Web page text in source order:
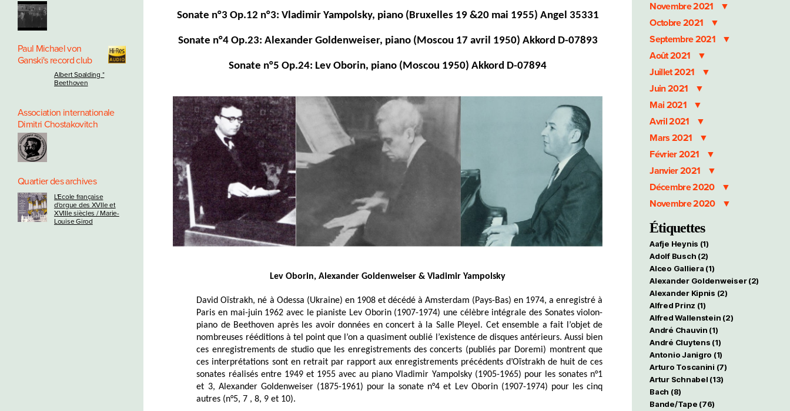
Paul Michael von
Ganski's record club
Albert Spalding *
Beethoven
Association internationale
Dimitri Chostakovitch
Quartier des archives
L'Ecole française
d'orgue des XVIIe et
XVIIIe siècles / Marie-
Louise Girod
Sonate n°3 Op.12 n°3: Vladimir Yampolsky, piano (Bruxelles 19 &20 mai 1955) Angel 35331
Sonate n°4 Op.23: Alexander Goldenweiser, piano (Moscou 17 avril 1950) Akkord D-07893
Sonate n°5 Op.24: Lev Oborin, piano (Moscou 1950) Akkord D-07894
Lev Oborin, Alexander Goldenweiser & Vladimir Yampolsky
David Oïstrakh, né à Odessa (Ukraine) en 1908 et décédé à Amsterdam (Pays-Bas) en 1974, a enregistré à
Paris en mai-juin 1962 avec le pianiste Lev Oborin (1907-1974) une célèbre intégrale des Sonates violon-
piano de Beethoven après les avoir données en concert à la Salle Pleyel. Cet ensemble a fait l’objet de
nombreuses rééditions à tel point que l’on a quasiment oublié l’existence de disques antérieurs. Aussi bien
ces enregistrements de studio que les enregistrements des concerts (publiés par Doremi) montrent que
ces interprétations sont en retrait par rapport aux enregistrements précédents d’Oïstrakh de huit de ces
sonates réalisés entre 1949 et 1955 avec au piano Vladimir Yampolsky (1905-1965) pour les sonates n°1
et 3, Alexander Goldenweiser (1875-1961) pour la sonate n°4 et Lev Oborin (1907-1974) pour les cinq
autres (n°5, 7 , 8, 9 et 10).
Novembre 2021
Octobre 2021
Septembre 2021
Août 2021
Juillet 2021
Juin 2021
Mai 2021
Avril 2021
Mars 2021
Février 2021
Janvier 2021
Décembre 2020
Novembre 2020
Étiquettes
Aafje Heynis (1)
Adolf Busch (2)
Alceo Galliera (1)
Alexander Goldenweiser(2)
Alexander Kipnis (2)
Alfred Prinz (1)
Alfred Wallenstein (2)
André Chauvin (1)
André Cluytens (1)
Antonio Janigro (1)
Arturo Toscanini (7)
Artur Schnabel (13)
Bach (8)
Bande/Tape (76)